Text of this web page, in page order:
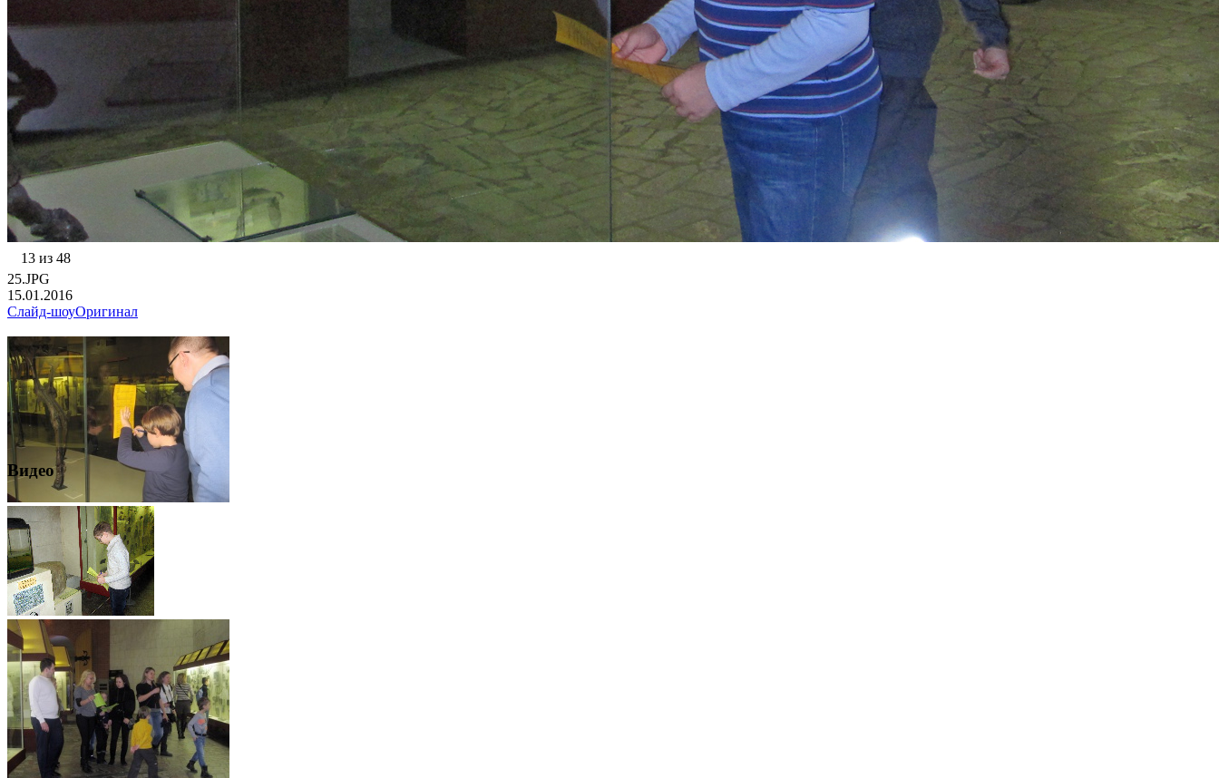
13 из 48
25.JPG
15.01.2016
Слайд-шоуОригинал
Видео